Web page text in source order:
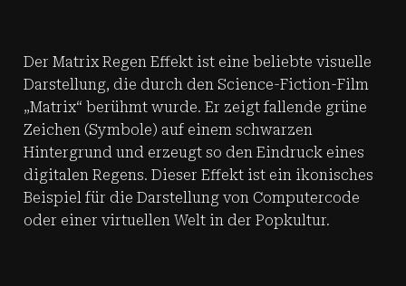
Der Matrix Regen Effekt ist eine beliebte visuelle
Darstellung, die durch den Science-Fiction-Film
„Matrix“ berühmt wurde. Er zeigt fallende grüne
Zeichen (Symbole) auf einem schwarzen
Hintergrund und erzeugt so den Eindruck eines
digitalen Regens. Dieser Effekt ist ein ikonisches
Beispiel für die Darstellung von Computercode
oder einer virtuellen Welt in der Popkultur.